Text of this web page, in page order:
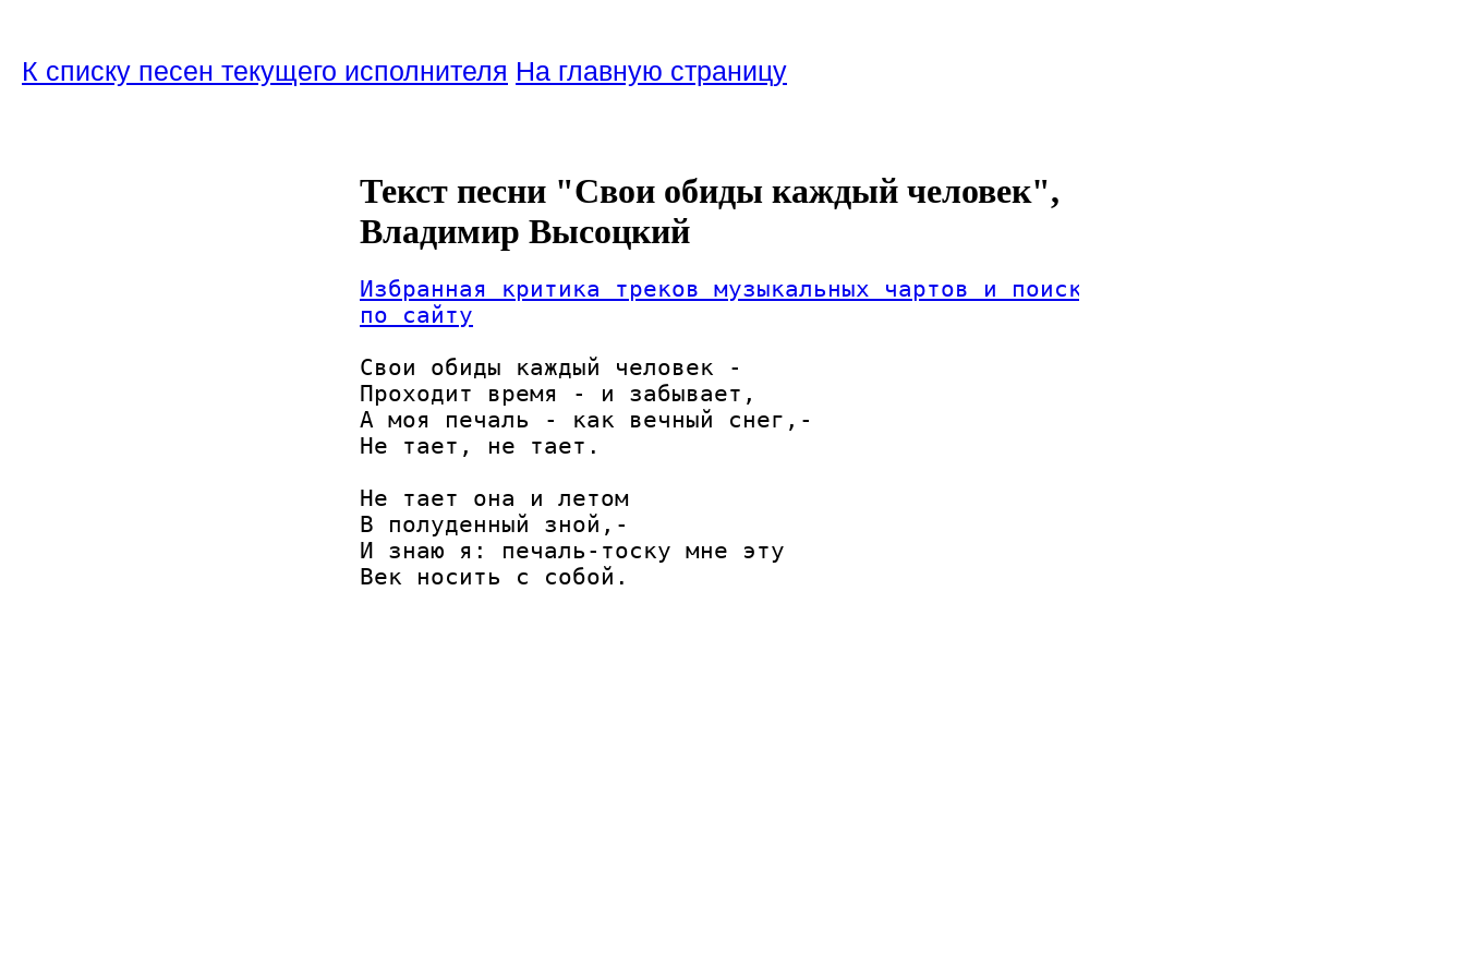
К списку песен текущего исполнителя На главную страницу
Текст песни "Свои обиды каждый человек",
Владимир Высоцкий
Избранная критика треков музыкальных чартов и поиск
по сайту
Свои обиды каждый человек -
Проходит время - и забывает,
А моя печаль - как вечный снег,-
Не тает, не тает.
Не тает она и летом
В полуденный зной,-
И знаю я: печаль-тоску мне эту